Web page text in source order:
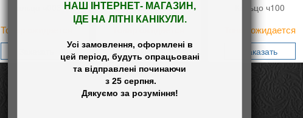
НАШ
ІНТЕРНЕТ- МАГАЗИН ,
ІДЕ НА ЛІТНІ КАНІКУЛИ.
Усі замовлення, оформлені в
цей період, будуть опрацьовані
та відправлені починаючи
Товар ожидается
Кольцо ч058
Заказать
Кольцо ч100
Товар ожидается
Заказать